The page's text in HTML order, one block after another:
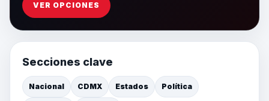
VER OPCIONES
Secciones clave
Nacional CDMX Estados Política